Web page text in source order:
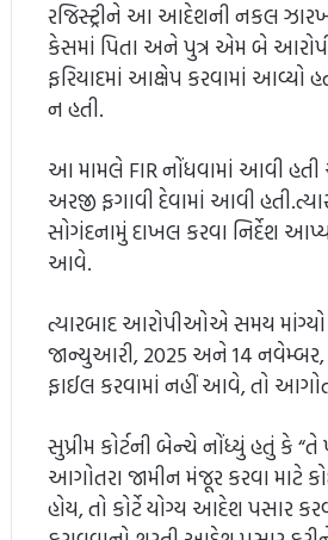
રજિસ્ટ્રીને આ આદેશની નકલ
કેસમાં પિતા અને પુત્ર એમ બે
ફરિયાદમાં આક્ષેપ કરવામાં આવ્યો
ન હતી.
આ મામલે FIR નોંધવામાં આવી
અરજી ફગાવી દેવામાં આવી
સોગંદનામું દાખલ કરવા નિર્દેશ
આવે.
ત્યારબાદ આરોપીઓએ સમય માંગ્યો
જાન્યુઆરી, 2025 અને 14 નવેમ્બર,
ફાઈલ કરવામાં નહીં આવે, તો
સુપ્રીમ કોર્ટની બેન્ચે નોંધ્યું હતું કે
આગોતરા જામીન મંજૂર કરવા માટે
હોય, તો કોર્ટે યોગ્ય આદેશ પસાર